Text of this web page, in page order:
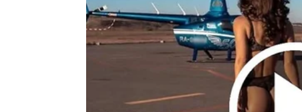
vernost ili se pojavljuje osoba koja vraća veru u ljubav.
Porodični odnosi se popravljaju.
Poruka:najlepše emocije dolaze nakon što se
Lavovi do kraja januara dobijaju priznanje.